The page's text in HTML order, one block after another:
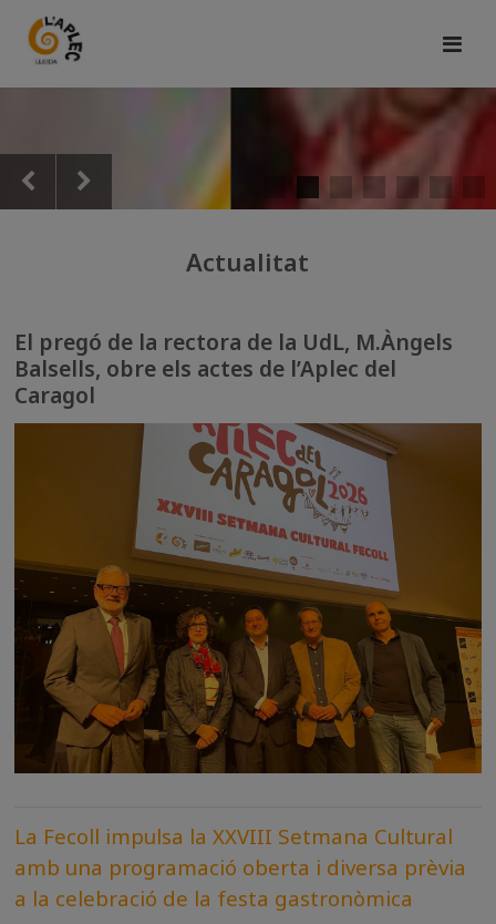
Actualitat
El pregó de la rectora de la UdL, M.Àngels
Balsells, obre els actes de l’Aplec del
Caragol
La Fecoll impulsa la XXVIII Setmana Cultural
amb una programació oberta i diversa prèvia
a la celebració de la festa gastronòmica